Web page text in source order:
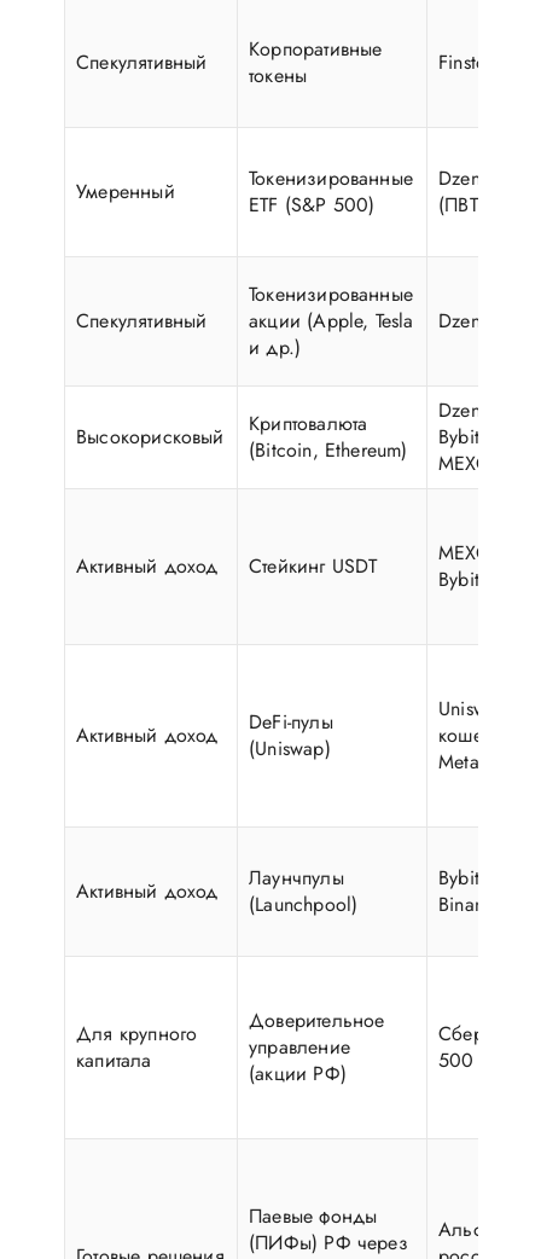
Спекулятивный
Корпоративные
токены
Finstore.by
Умеренный
Токенизированные
ETF (S&P 500)
Dzengi.com
(ПВТ)
Спекулятивный
Токенизированные
акции (Apple, Tesla
и др.)
Dzengi.com
Высокорисковый
Криптовалюта
(Bitcoin, Ethereum)
Bybit, OKX,
MEXC
Активный доход Стейкинг USDT
MEXC,
Bybit
Активный доход
DeFi-пулы
(Uniswap)
Uniswap
кошелек,
MetaMask)
Активный доход
Лаунчпулы
(Launchpool)
Bybit, OKX,
Binance
Для крупного
капитала
Доверительное
управление
(акции РФ)
Сбербанк
500 000
Паевые фонды
(ПИФы) РФ через
Альфа-